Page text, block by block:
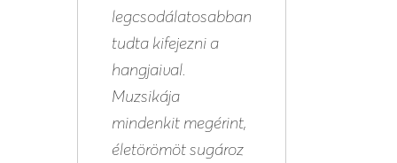
legcsodálatosabban
tudta kifejezni a
hangjaival.
Muzsikája
mindenkit megérint,
életörömöt sugároz